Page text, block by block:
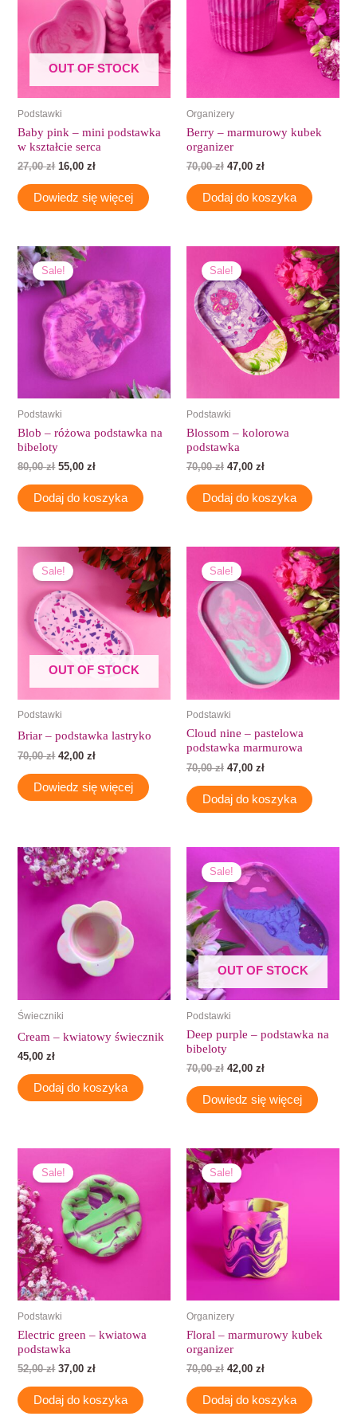
OUT OF STOCK
Podstawki
Baby pink – mini podstawka
w kształcie serca
27,00zł 16,00zł
Dowiedz się więcej
Organizery
Berry – marmurowy kubek
organizer
70,00zł 47,00 zł
Dodaj do koszyka
Sale!
Podstawki
Blob – różowa podstawka na
bibeloty
80,00zł
Pierwotna
cena
wynosiła:
80,00 zł.
55,00zł
Aktualna
wynosi:
55,00 zł.
Dodaj do koszyka
Sale!
Podstawki
Blossom – kolorowa
podstawka
70,00zł
cena
wynosiła:
70,00 zł.
47,00 zł
Aktualna
cena
wynosi:
47,00 zł.
Dodaj do koszyka
OUT OF STOCK
Sale!
Podstawki
Briar – podstawka lastryko
70,00zł
Pierwotna
cena
wynosiła:
70,00 zł.
42,00zł
Aktualna
cena
wynosi:
42,00 zł.
Dowiedz się więcej
Sale!
Podstawki
Cloud nine – pastelowa
podstawka marmurowa
70,00zł
cena
wynosiła:
70,00 zł.
47,00 zł
Aktualna
cena
wynosi:
47,00 zł.
Dodaj do koszyka
Świeczniki
Cream – kwiatowy świecznik
45,00zł
Dodaj do koszyka
OUT OF STOCK
Sale!
Podstawki
Deep purple – podstawka na
bibeloty
70,00zł
cena
wynosiła:
70,00 zł.
42,00 zł
cena
wynosi:
42,00 zł.
Dowiedz się więcej
Sale!
Podstawki
Electric green – kwiatowa
podstawka
52,00zł
cena
wynosiła:
52,00 zł.
37,00zł
wynosi:
37,00 zł.
Dodaj do koszyka
Sale!
Organizery
Floral – marmurowy kubek
organizer
70,00zł
Pierwotna
cena
wynosiła:
70,00 zł.
42,00 zł
Aktualna
Dodaj do koszyka